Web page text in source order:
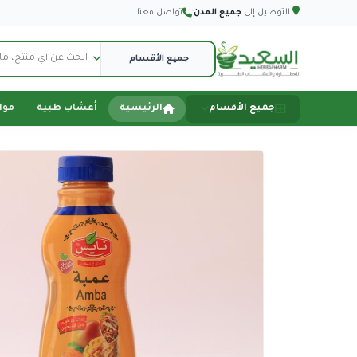
التوصيل إلى جميع المدن· تواصل معنا
جميع الأقسام الرئيسية أعشاب طبية